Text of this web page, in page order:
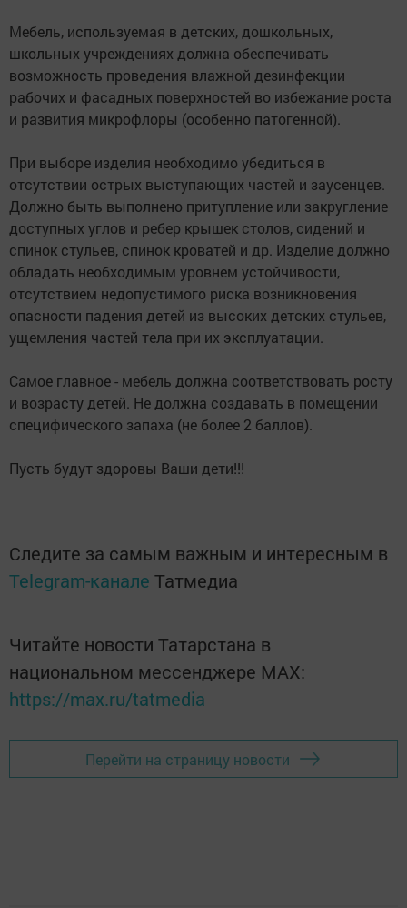
Мебель, используемая в детских, дошкольных,
школьных учреждениях должна обеспечивать
возможность проведения влажной дезинфекции
рабочих и фасадных поверхностей во избежание роста
и развития микрофлоры (особенно патогенной).
При выборе изделия необходимо убедиться в
отсутствии острых выступающих частей и заусенцев.
Должно быть выполнено притупление или закругление
доступных углов и ребер крышек столов, сидений и
спинок стульев, спинок кроватей и др. Изделие должно
обладать необходимым уровнем устойчивости,
отсутствием недопустимого риска возникновения
опасности падения детей из высоких детских стульев,
ущемления частей тела при их эксплуатации.
Самое главное - мебель должна соответствовать росту
и возрасту детей. Не должна создавать в помещении
специфического запаха (не более 2 баллов).
Пусть будут здоровы Ваши дети!!!
Следите за самым важным и интересным в
Telegram-канале Татмедиа
Читайте новости Татарстана в
национальном мессенджере MАХ:
https://max.ru/tatmedia
Перейти на страницу новости